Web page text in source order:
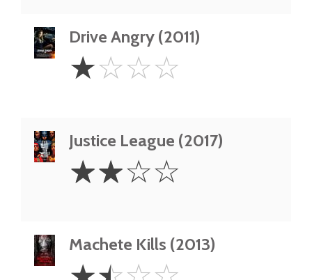
Drive Angry (2011)
Star
☆☆☆☆
Justice League (2017)
Stars
☆☆☆☆
Machete Kills (2013)
1.5